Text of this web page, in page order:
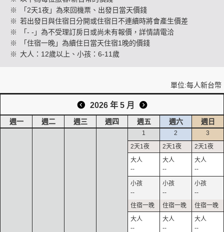
創造旅遊
※
「2天1夜」為來回機票、出發日當天價錢
※ 若出發日與住宿日分開或住宿日不連續時將會產生價差
※
「- -」為不受理訂房日或尚未有報價，詳情請電洽
※
「住宿一晚」為續住日當天住宿1晚的價錢
※ 大人：12歲以上、小孩：6-11歲
單位:每人新台幣
2026 年 5 月
週一 週二 週三 週四 週五 週六 週日
1
--
--
--
2
--
--
--
3
--
--
--